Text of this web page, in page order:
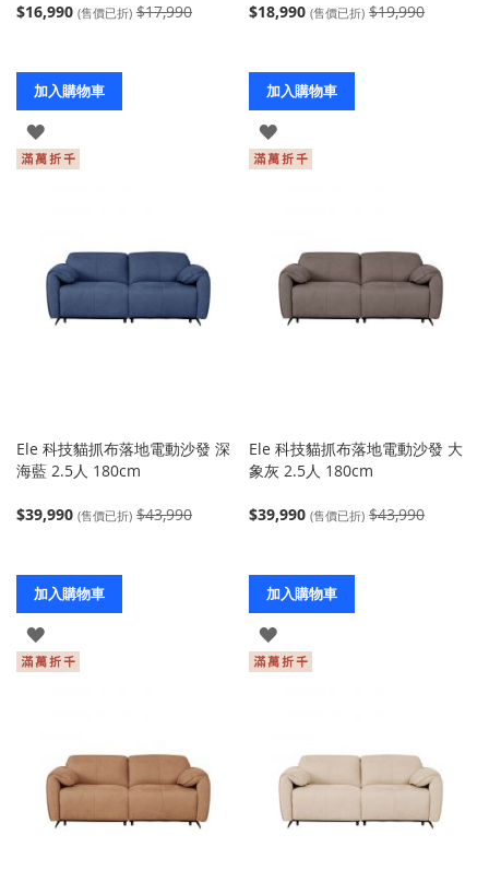
$16,990 (售價已折) $17,990
加入購物車
登
入
$18,990 (售價已折) $19,990
加入購物車
登
入
Ele 科技貓抓布落地電動沙發 深
海藍 2.5人 180cm
$39,990 (售價已折) $43,990
加入購物車
登
入
Ele 科技貓抓布落地電動沙發 大
象灰 2.5人 180cm
$39,990 (售價已折) $43,990
加入購物車
登
入